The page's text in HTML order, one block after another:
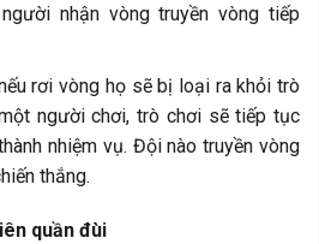
nhận vòng truyền vòng tiếp
rơi vòng họ sẽ bị loại ra khỏi trò
người chơi, trò chơi sẽ tiếp tục
nhiệm vụ. Đội nào truyền vòng
thắng.
quần đùi